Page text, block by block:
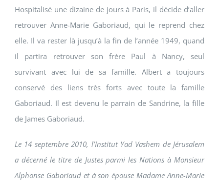
Hospitalisé une dizaine de jours à Paris, il décide d’aller
retrouver Anne-Marie Gaboriaud, qui le reprend chez
elle. Il va rester là jusqu’à la fin de l’année 1949, quand
il partira retrouver son frère Paul à Nancy, seul
survivant avec lui de sa famille. Albert a toujours
conservé des liens très forts avec toute la famille
Gaboriaud. Il est devenu le parrain de Sandrine, la fille
de James Gaboriaud.
Le 14 septembre 2010, l’Institut Yad Vashem de Jérusalem
a décerné le titre de Justes parmi les Nations à Monsieur
Alphonse Gaboriaud et à son épouse Madame Anne-Marie